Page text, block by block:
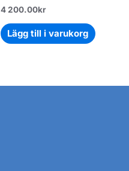
4 200.00kr
Lägg till i varukorg